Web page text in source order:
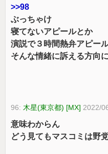
>>98
ぶっちゃけ
寝てないアピールとか
演説で３時間熱弁アピー
そんな情緒に訴える方向
96: 木星(東京都) [MX] 2022/
意味わからん
どう見てもマスコミは野